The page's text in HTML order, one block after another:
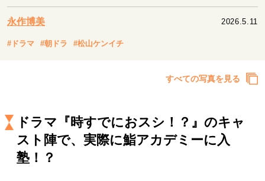
セカンドキャリアの描き方
夢を掴む選択
リーダーの流儀
トップが描く未来
永作博美 2026.5.11
#ドラマ #朝ドラ #松山ケンイチ
すべての写真を見る
ドラマ『時すでにおスシ！？』のキャ
スト陣で、実際に鮨アカデミーに入
塾！？